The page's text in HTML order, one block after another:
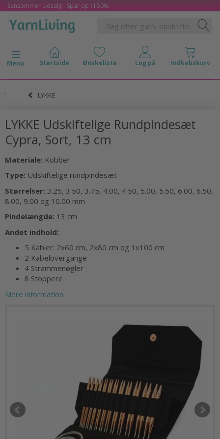
Sensommer Udsalg - Spar op til 50%
Skifte navigation
Menu
LYKKE
LYKKE Udskiftelige Rundpindesæt
Cypra, Sort, 13 cm
Materiale: Kobber
Type: Udskiftelige rundpindesæt
Størrelser: 3.25, 3.50, 3.75, 4.00, 4.50, 5.00, 5.50, 6.00, 6.50,
8.00, 9.00 og 10.00 mm
Pindelængde: 13 cm
Andet indhold:
5 Kabler: 2x60 cm, 2x80 cm og 1x100 cm
2 Kabelovergange
4 Strammenøgler
8 Stoppere
Mere information